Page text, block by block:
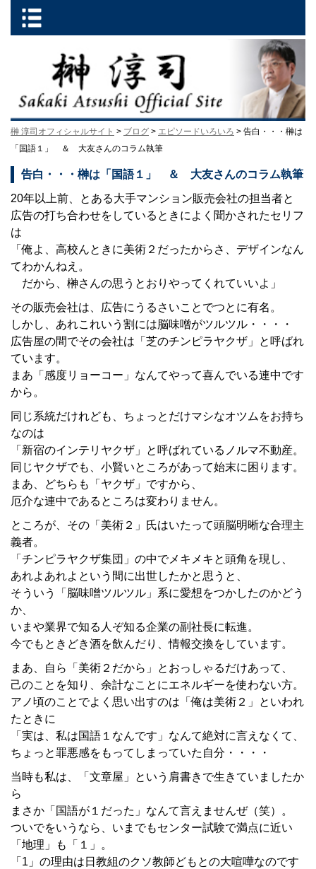
榊 淳司オフィシャルサイト > ブログ > エピソードいろいろ > 告白・・・榊は
「国語１」 ＆ 大友さんのコラム執筆
告白・・・榊は「国語１」 ＆ 大友さんのコラム執筆
20年以上前、とある大手マンション販売会社の担当者と
広告の打ち合わせをしているときによく聞かされたセリフ
は
「俺よ、高校んときに美術２だったからさ、デザインなん
てわかんねえ。
だから、榊さんの思うとおりやってくれていいよ」
その販売会社は、広告にうるさいことでつとに有名。
しかし、あれこれいう割には脳味噌がツルツル・・・・
広告屋の間でその会社は「芝のチンピラヤクザ」と呼ばれ
ています。
まあ「感度リョーコー」なんてやって喜んでいる連中です
から。
同じ系統だけれども、ちょっとだけマシなオツムをお持ち
なのは
「新宿のインテリヤクザ」と呼ばれているノルマ不動産。
同じヤクザでも、小賢いところがあって始末に困ります。
まあ、どちらも「ヤクザ」ですから、
厄介な連中であるところは変わりません。
ところが、その「美術２」氏はいたって頭脳明晰な合理主
義者。
「チンピラヤクザ集団」の中でメキメキと頭角を現し、
あれよあれよという間に出世したかと思うと、
そういう「脳味噌ツルツル」系に愛想をつかしたのかどう
か、
いまや業界で知る人ぞ知る企業の副社長に転進。
今でもときどき酒を飲んだり、情報交換をしています。
まあ、自ら「美術２だから」とおっしゃるだけあって、
己のことを知り、余計なことにエネルギーを使わない方。
アノ頃のことでよく思い出すのは「俺は美術２」といわれ
たときに
「実は、私は国語１なんです」なんて絶対に言えなくて、
ちょっと罪悪感をもってしまっていた自分・・・・
当時も私は、「文章屋」という肩書きで生きていましたか
ら
まさか「国語が１だった」なんて言えませんぜ（笑）。
ついでをいうなら、いまでもセンター試験で満点に近い
「地理」も「１」。
「1」の理由は日教組のクソ教師どもとの大喧嘩なのです